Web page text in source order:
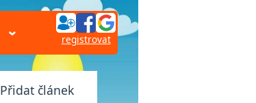
› registrovat
Přidat článek